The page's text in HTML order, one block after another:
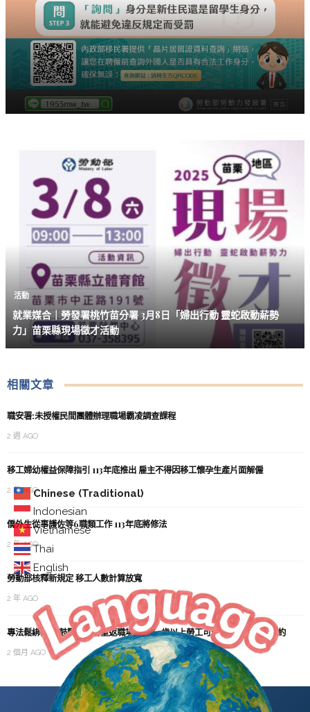
Chinese (Traditional)
Indonesian
Vietnamese
Thai
English
活動
就業媒合｜勞發署桃竹苗分署 3月8日「婦出行動 靈蛇啟動薪勢
力」苗栗縣現場徵才活動
相關文章
職安署:未授權民間團體辦理職場霸凌調查課程
2 週 AGO
移工婦幼權益保障指引 113年底推出 雇主不得因移工懷孕生產片面解僱
2 年 AGO
僑外生從事護佐等6職類工作 113年底將修法
2 年 AGO
勞動部核釋新規定 移工人數計算放寬
2 年 AGO
專法鬆綁限制 鼓勵高齡者重返職場 聘僱65歲以上勞工可簽定期或不定期契約
2 個月 AGO